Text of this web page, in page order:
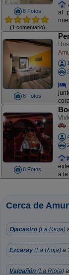
8 Fotos
(1 comentario)
al
8 Fotos
8 Fotos
a la
Cerca de
Ojacastro (La Rioja)
Ezcaray (La Rioja) a
Valgañón (La Rioja)